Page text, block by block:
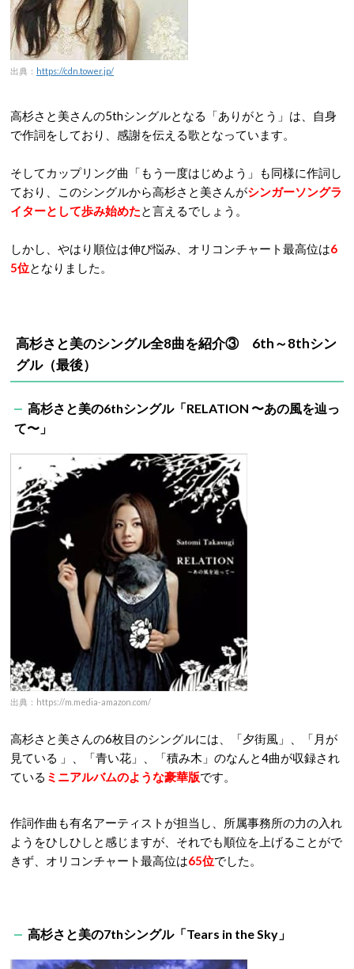
出典： https://cdn.tower.jp/
高杉さと美さんの5thシングルとなる「ありがとう」は、自身
で作詞をしており、感謝を伝える歌となっています。
そしてカップリング曲「もう一度はじめよう」も同様に作詞し
ており、このシングルから高杉さと美さんがシンガーソングラ
イターとして歩み始めたと言えるでしょう。
しかし、やはり順位は伸び悩み、オリコンチャート最高位は6
5位となりました。
高杉さと美のシングル全8曲を紹介③ 6th～8thシン
グル（最後）
高杉さと美の6thシングル「RELATION 〜あの風を辿っ
て〜」
出典：https://m.media-amazon.com/
高杉さと美さんの6枚目のシングルには、「夕街風」、「月が
見ている 」、「青い花」、「積み木」のなんと4曲が収録され
ている ミニアルバムのような豪華版です。
作詞作曲も有名アーティストが担当し、所属事務所の力の入れ
ようをひしひしと感じますが、それでも順位を上げることがで
きず、オリコンチャート最高位は65位でした。
高杉さと美の7thシングル「Tears in the Sky」